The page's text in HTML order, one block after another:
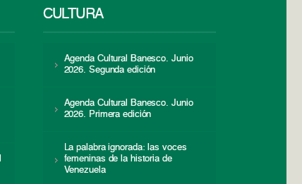
CULTURA
Agenda Cultural Banesco. Junio
2026. Segunda edición
Agenda Cultural Banesco. Junio
2026. Primera edición
La palabra ignorada: las voces
femeninas de la historia de
Venezuela